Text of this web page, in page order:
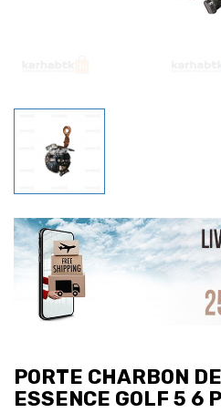
PORTE CHARBON
ESSENCE GOLF 5 6